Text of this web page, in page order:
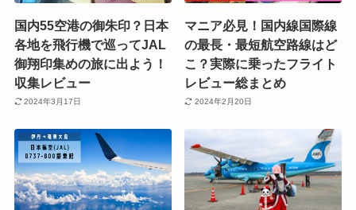
国内55空港の御朱印？日本
各地を飛行機で巡ってJAL
御翔印集めの旅に出よう！
収集レビュー
2024年3月17日
マニア必見！国内線国際線
の最長・最短航空路線はど
こ？実際に乗ったフライト
レビュー総まとめ
2024年2月20日